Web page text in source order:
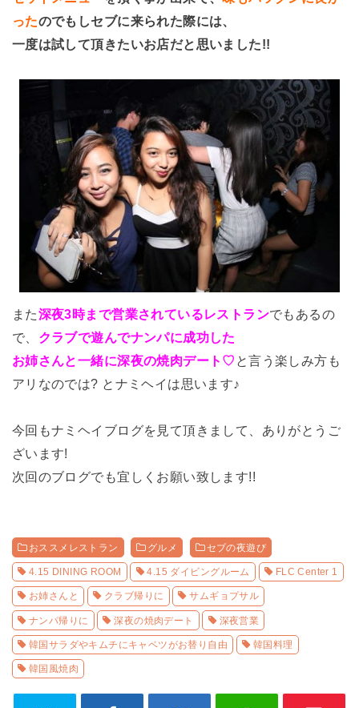
ったのでもしセブに来られた際には、
一度は試して頂きたいお店だと思いました!!
また深夜3時まで営業されているレストランでもあるの
で、 クラブで遊んでナンパに成功した
お姉さんと一緒に深夜の焼肉デート♡ と言う楽しみ方も
アリなのでは? とナミヘイは思います♪
今回もナミヘイブログを見て頂きまして、ありがとうご
ざいます!
次回のブログでも宜しくお願い致します!!
おススメレストラン グルメ セブの夜遊び
4.15 DINING ROOM 4.15 ダイビングルーム FLC Center 1
お姉さんと クラブ帰りに サムギョプサル
ナンパ帰りに 深夜の焼肉デート 深夜営業
韓国サラダやキムチにキャベツがお替り自由 韓国料理
韓国風焼肉